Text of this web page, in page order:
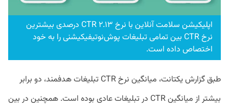
اپلیکیشن سلامت آنلاین با نرخ CTR ۲.۱۳ درصدی بیشترین
نرخ CTR بین تمامی تبلیغات پوش‌نوتیفیکیشنی را به خود
اختصاص داده است.
طبق گزارش یکتانت، میانگین نرخ CTR تبلیغات هدفمند، دو برابر
بیشتر از میانگین CTR در تبلیغات عادی بوده است. همچنین در بین